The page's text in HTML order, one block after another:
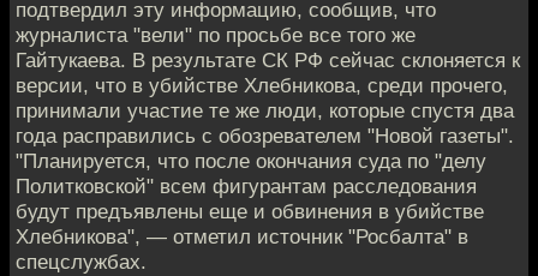
подтвердил эту информацию, сообщив, что
журналиста "вели" по просьбе все того же
Гайтукаева. В результате СК РФ сейчас склоняется к
версии, что в убийстве Хлебникова, среди прочего,
принимали участие те же люди, которые спустя два
года расправились с обозревателем "Новой газеты".
"Планируется, что после окончания суда по "делу
Политковской" всем фигурантам расследования
будут предъявлены еще и обвинения в убийстве
Хлебникова", — отметил источник "Росбалта" в
спецслужбах.